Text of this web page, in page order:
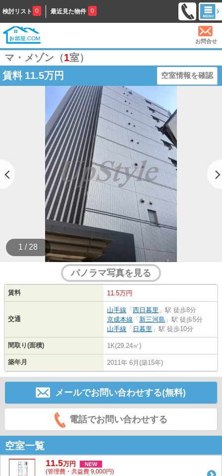
検討リスト 0 最近見た物件 0
お問合せ
マ・メゾン（1室）
賃料 11.5万円 空室情報を確認
1 / 28
パノラマ写真を見る
賃料 11.5万円
交通
山手線 「 西日暮里 」駅 徒歩8分
京成本線 「 新三河島 」駅 徒歩5分
山手線 「 日暮里 」駅 徒歩10分
間取り(面積) 1K(29.24㎡)
築年月 2011年 6月(築15年)
メールでお問い合わせする(無料)
電話でお問い合わせする
空室一覧
11.5万円 NEW
(管理費・共益費 9,000円)